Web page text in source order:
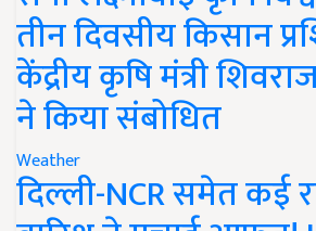
तीन दिवसीय किसान
केंद्रीय कृषि मंत्री
ने किया संबोधित
Weather
दिल्ली-NCR समेत कई